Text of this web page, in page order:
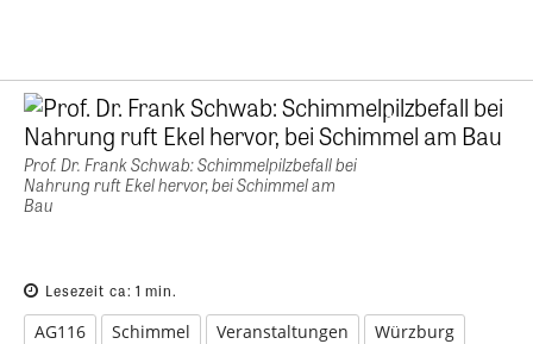
Prof. Dr. Frank Schwab: Schimmelpilzbefall bei
Nahrung ruft Ekel hervor, bei Schimmel am
Bau
Lesezeit ca: 1 min.
AG116 Schimmel Veranstaltungen Würzburg